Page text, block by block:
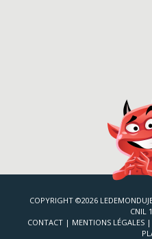
COPYRIGHT ©2026
CNIL
CONTACT | MENTIONS LÉGALES |